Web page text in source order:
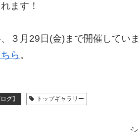
ます！
３月29日(金)まで開催していま
ら 。
グ】 トップギャラリー